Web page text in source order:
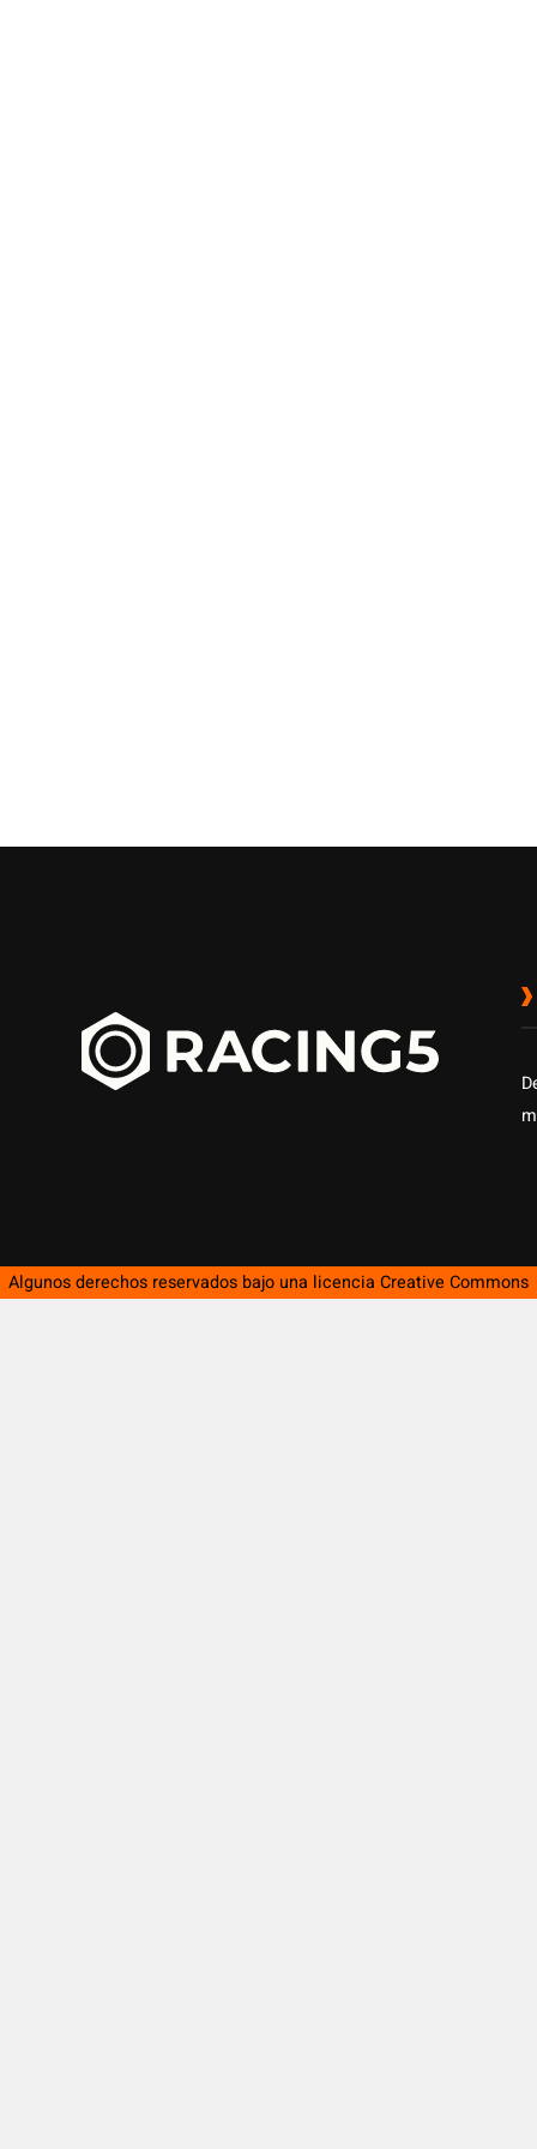
Algunos derechos reservados bajo una licencia Creative Commons